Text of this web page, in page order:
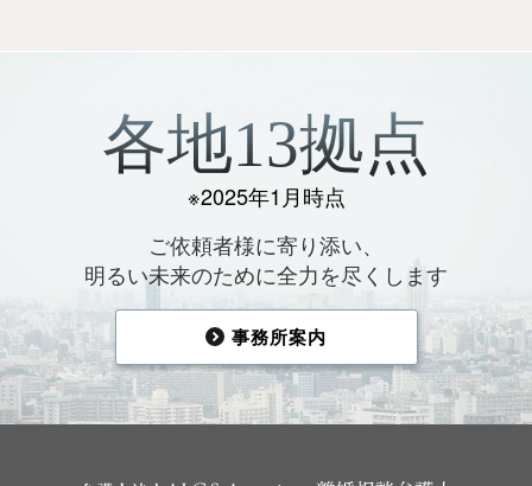
各地13拠点
※2025年1月時点
ご依頼者様に寄り添い、
明るい未来のために全力を尽くします
事務所案内